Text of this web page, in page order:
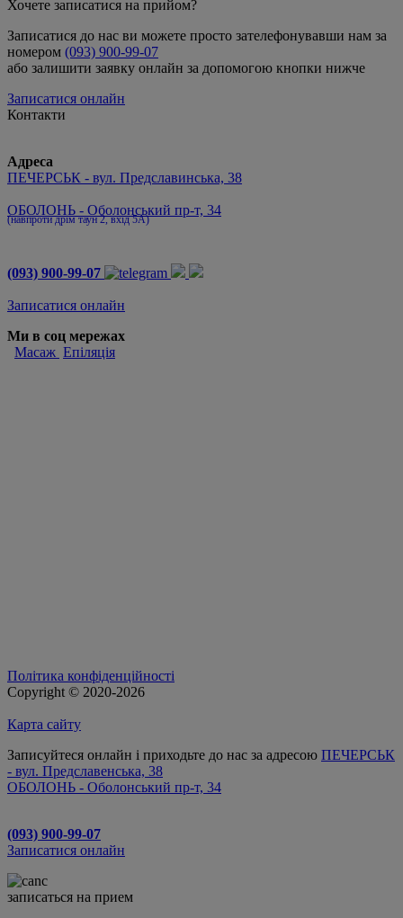
Хочете записатися на прийом?
Записатися до нас ви можете просто зателефонувавши нам за
номером (093) 900-99-07
або залишити заявку онлайн за допомогою кнопки нижче
Записатися онлайн
Контакти
Адреса
ПЕЧЕРСЬК - вул. Предславинська, 38
ОБОЛОНЬ - Оболонський пр-т, 34
(навпроти дрім таун 2, вхід 5А)
(093) 900-99-07
Записатися онлайн
Ми в соц мережах
Масаж Епіляція
Політика конфіденційності
Copyright © 2020-2026
Карта сайту
Записуйтеся онлайн і приходьте до нас за адресою ПЕЧЕРСЬК
- вул. Предславенська, 38
ОБОЛОНЬ - Оболонський пр-т, 34
(093) 900-99-07
Записатися онлайн
записаться на прием